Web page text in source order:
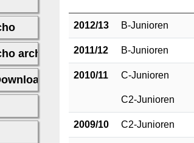
2012/13 B-Junioren
2011/12 B-Junioren
2010/11 C-Junioren
C2-Junioren
2009/10 C2-Junioren